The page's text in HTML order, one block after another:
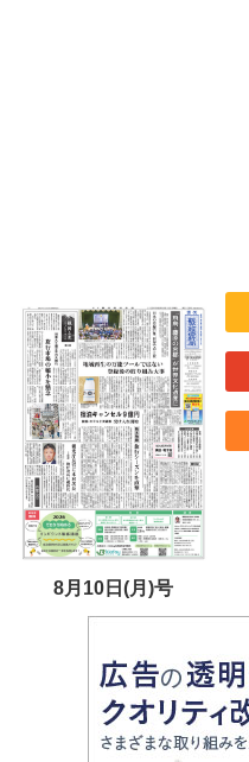
8月10日(月)号